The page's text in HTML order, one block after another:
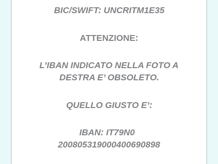
BIC/SWIFT: UNCRITM1E35
ATTENZIONE:
L’IBAN INDICATO NELLA FOTO A
DESTRA E’ OBSOLETO.
QUELLO GIUSTO E’:
IBAN: IT79N0
200805319000400690898